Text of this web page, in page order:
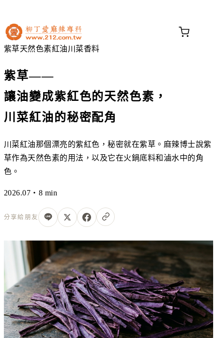
紫草天然色素紅油川菜香料
紫草——
讓油變成紫紅色的天然色素，
川菜紅油的秘密配角
川菜紅油那個漂亮的紫紅色，秘密就在紫草。麻辣博士說紫
草作為天然色素的用法，以及它在火鍋底料和滷水中的角
色。
2026.07・8 min
分享給朋友